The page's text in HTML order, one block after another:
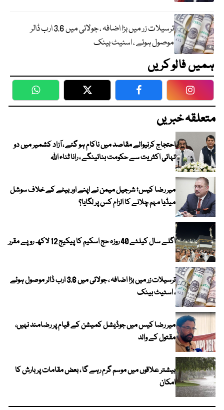
ترسیلات زر میں بڑا اضافہ ، جولائی میں 3.6 ارب ڈالر
موصول ہوئے ، اسٹیٹ بینک
ہمیں فالو کریں
WhatsApp Twitter Facebook
متعلقہ خبریں
احتجاج کرنیوالے مقاصد میں ناکام ہو گئے ، آزاد کشمیر میں دو
تہائی اکثریت سے حکومت بنائینگے ، رانا ثناء اللہ
میر رضا کیس؛ شرجیل میمن نے اپنے اور بیٹے کے خلاف سوشل
میڈیا مہم چلانے کا الزام کس پر لگایا؟
اگلے سال کیلئے 40 روزہ حج اسکیم کا پیکیج 12 لاکھ روپے مقرر
ترسیلات زر میں بڑا اضافہ ، جولائی میں 3.6 ارب ڈالر موصول ہوئے
، اسٹیٹ بینک
میر رضا کیس میں جوڈیشل کمیشن کے قیام پر رضامند نہیں،
مقتول کے والد
بیشتر علاقوں میں موسم گرم رہے گا ، بعض مقامات پر بارش کا
امکان